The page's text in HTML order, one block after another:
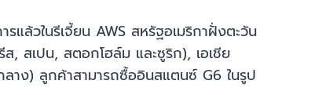
ล้วในรีเจี้ยน AWS สหรัฐอเมริกาฝั่งตะวัน
, สเปน, สตอกโฮล์ม และซูริก), เอเชีย
ลาง) ลูกค้าสามารถซื้ออินสแตนซ์ G6 ในรูป